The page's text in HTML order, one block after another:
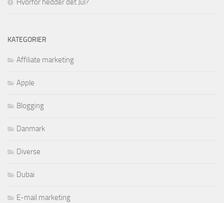
Hvorfor hedder det Jul?
KATEGORIER
Affiliate marketing
Apple
Blogging
Danmark
Diverse
Dubai
E-mail marketing